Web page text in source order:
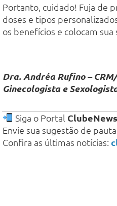
Portanto, cuidado! Fuja de
doses e tipos
os benefícios e colocam sua
Dra. Andréa Rufino –
Ginecologista e
Siga o Portal ClubeNews
Envie sua sugestão de
Confira as últimas notícias: